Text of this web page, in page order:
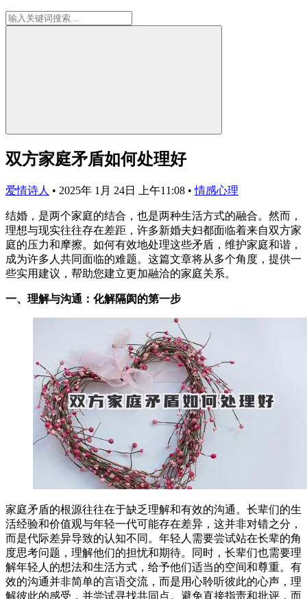
双方家庭矛盾如何处理好
爱情诗人 • 2025年 1月 24日 上午11:08 • 情感心理
结婚，是两个家庭的结合，也是两种生活方式的融合。然而，
理想与现实往往存在差距，许多新婚夫妇都面临着来自双方家
庭的压力和摩擦。如何有效地处理这些矛盾，维护家庭和谐，
成为许多人共同面临的难题。这篇文章将从多个角度，提供一
些实用建议，帮助您建立更加融洽的家庭关系。
一、理解与沟通：化解隔阂的第一步
家庭矛盾的根源往往在于缺乏理解和有效的沟通。长辈们的生
活经验和价值观与年轻一代可能存在差异，这并非对错之分，
而是代际差异导致的认知不同。年轻人需要尝试站在长辈的角
度思考问题，理解他们的担忧和期待。同时，长辈们也需要理
解年轻人的想法和生活方式，给予他们适当的空间和尊重。有
效的沟通并非简单的言语交流，而是用心聆听彼此的心声，理
解彼此的感受，并尝试寻找共同点。避免直接指责和批评，而